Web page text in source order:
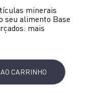
minerais
seu alimento Base
mais
CARRINHO